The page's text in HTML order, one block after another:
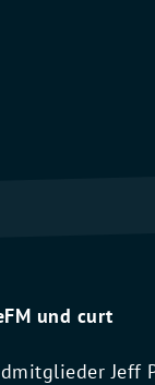
und curt
Jeff